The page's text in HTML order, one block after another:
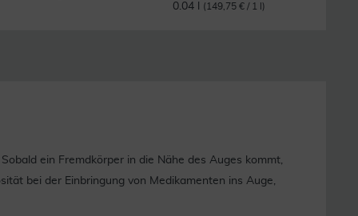
0.04 l
(149,75 € / 1 l)
ein Fremdkörper in die Nähe des Auges kommt,
bei der Einbringung von Medikamenten ins Auge,